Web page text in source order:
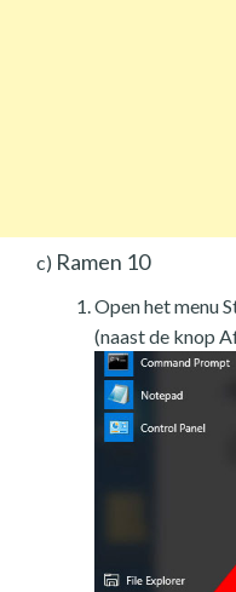
c) Ramen 10
Open het menu
(naast de knop